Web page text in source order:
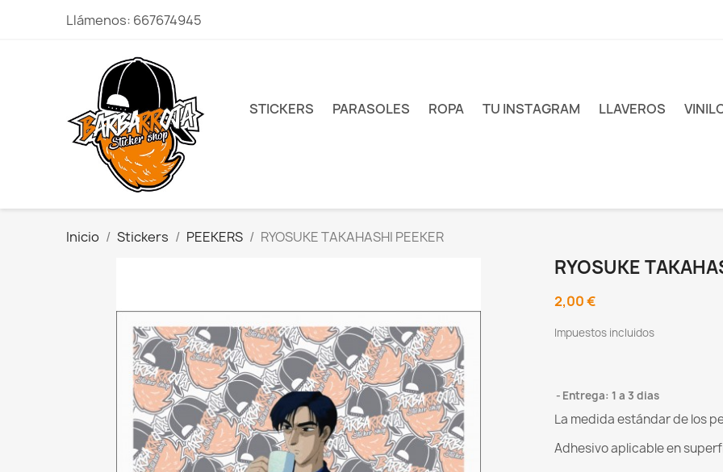
Llámenos: 667674945
STICKERS PARASOLES ROPA TU INSTAGRAM LLAVEROS
Inicio Stickers PEEKERS RYOSUKE TAKAHASHI PEEKER
RYOSUKE
2,00 €
Impuestos incluidos
Entrega: 1 a 3 dias
La medida estándar de los
Adhesivo aplicable en